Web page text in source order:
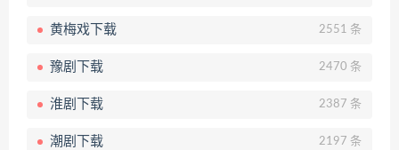
黄梅戏下载 2551 条
豫剧下载 2470 条
淮剧下载 2387 条
潮剧下载 2197 条